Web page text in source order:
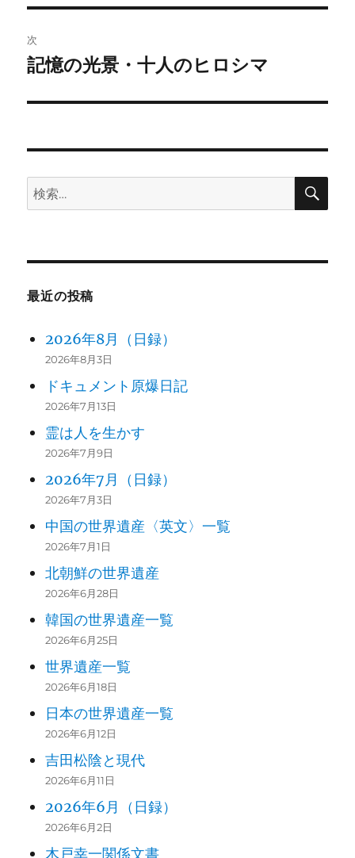
ビ
ゲ
ー
ン
投
稿:
次
次
投
記憶の光景・十人のヒロシマ
検
索:
検
最近の投稿
2026年8月（日録）
2026年8月3日
ドキュメント原爆日記
2026年7月13日
霊は人を生かす
2026年7月9日
2026年7月（日録）
2026年7月3日
中国の世界遺産〈英文〉一覧
2026年7月1日
北朝鮮の世界遺産
2026年6月28日
韓国の世界遺産一覧
2026年6月25日
世界遺産一覧
2026年6月18日
日本の世界遺産一覧
2026年6月12日
吉田松陰と現代
2026年6月11日
2026年6月（日録）
2026年6月2日
木戸幸一関係文書